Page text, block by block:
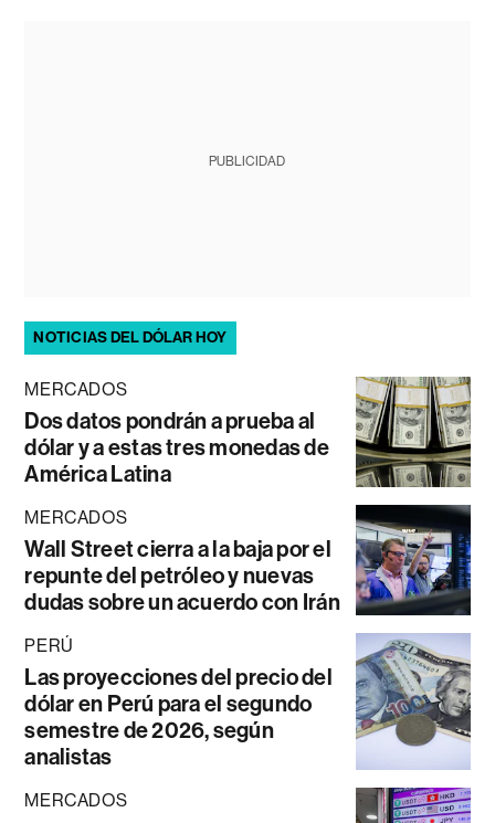
PUBLICIDAD
NOTICIAS DEL DÓLAR HOY
MERCADOS
Dos datos pondrán a prueba al
dólar y a estas tres monedas de
América Latina
MERCADOS
Wall Street cierra a la baja por el
repunte del petróleo y nuevas
dudas sobre un acuerdo con Irán
PERÚ
Las proyecciones del precio del
dólar en Perú para el segundo
semestre de 2026, según
analistas
MERCADOS